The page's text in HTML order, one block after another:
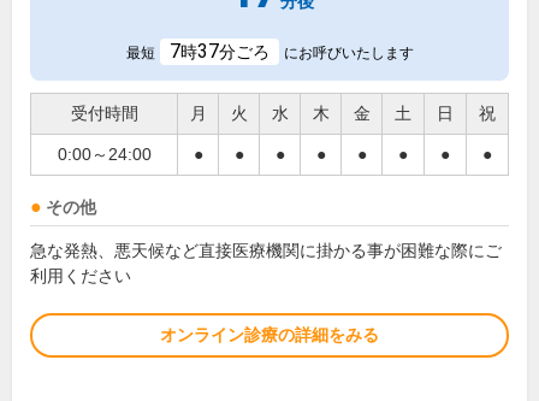
最短 7時37分ごろ にお呼びいたします
受付時間 月 火 水 木 金 土 日 祝
0:00～24:00 ● ● ● ● ● ● ● ●
その他
急な発熱、悪天候など直接医療機関に掛かる事が困難な際にご
利用ください
オンライン診療の詳細をみる